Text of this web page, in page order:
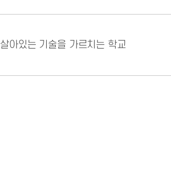
살아있는 기술을 가르치는 학교